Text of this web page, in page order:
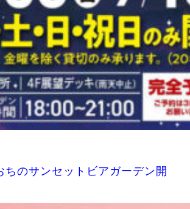
ちのサンセットビアガーデン開